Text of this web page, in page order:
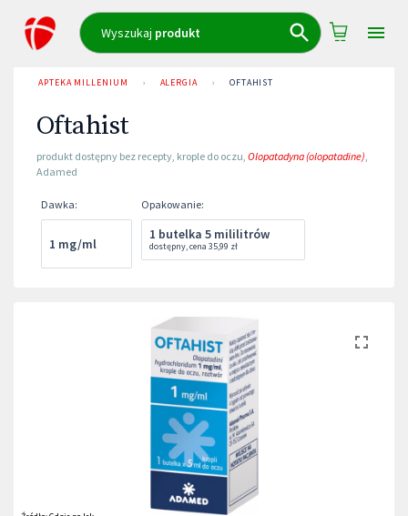
Wyszukaj produkt
APTEKA MILLENIUM › ALERGIA › OFTAHIST
Oftahist
produkt dostępny bez recepty, krople do oczu, Olopatadyna (olopatadine),
Adamed
Dawka:
1 mg/ml
Opakowanie:
1 butelka 5 mililitrów
dostępny,cena 35,99 zł